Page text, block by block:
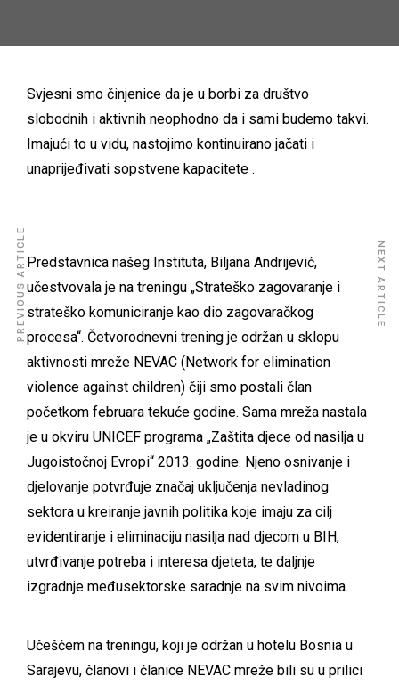
Svjesni smo činjenice da je u borbi za društvo
slobodnih i aktivnih neophodno da i sami budemo takvi.
Imajući to u vidu, nastojimo kontinuirano jačati i
unaprijeđivati sopstvene kapacitete .
Predstavnica našeg Instituta, Biljana Andrijević,
učestvovala je na treningu „Strateško zagovaranje i
strateško komuniciranje kao dio zagovaračkog
procesa“. Četvorodnevni trening je održan u sklopu
aktivnosti mreže NEVAC (Network for elimination
violence against children) čiji smo postali član
početkom februara tekuće godine. Sama mreža nastala
je u okviru UNICEF programa „Zaštita djece od nasilja u
Jugoistočnoj Evropi“ 2013. godine. Njeno osnivanje i
djelovanje potvrđuje značaj uključenja nevladinog
sektora u kreiranje javnih politika koje imaju za cilj
evidentiranje i eliminaciju nasilja nad djecom u BIH,
utvrđivanje potreba i interesa djeteta, te daljnje
izgradnje međusektorske saradnje na svim nivoima.
Učešćem na treningu, koji je održan u hotelu Bosnia u
Sarajevu, članovi i članice NEVAC mreže bili su u prilici
PREVIOUS ARTICLE NEXT ARTICLE